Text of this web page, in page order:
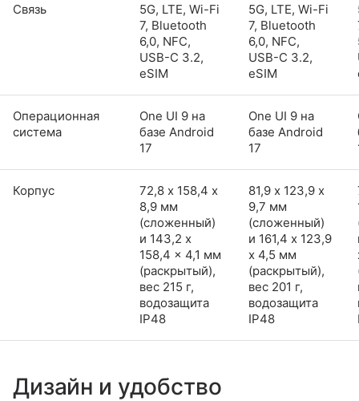
Связь
5G, LTE, Wi-Fi
7, Bluetooth
6,0, NFC,
USB-C 3.2,
eSIM
5G, LTE, Wi-Fi
7, Bluetooth
6,0, NFC,
USB-C 3.2,
eSIM
Операционная
система
One UI 9 на
базе Android
17
One UI 9 на
базе Android
17
Корпус
72,8 х 158,4 х
8,9 мм
(сложенный)
и 143,2 x
158,4 x 4,1 мм
(раскрытый),
вес 215 г,
водозащита
IP48
81,9 х 123,9 х
9,7 мм
(сложенный)
и 161,4 x 123,9
x 4,5 мм
(раскрытый),
вес 201 г,
водозащита
IP48
Дизайн и удобство